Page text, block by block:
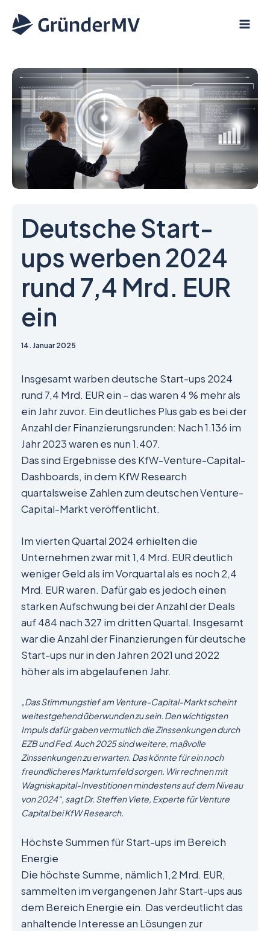
Inhalt
Deutsche Start-
ups werben 2024
rund 7,4 Mrd. EUR
ein
14. Januar 2025
Insgesamt warben deutsche Start-ups 2024
rund 7,4 Mrd. EUR ein – das waren 4 % mehr als
ein Jahr zuvor. Ein deutliches Plus gab es bei der
Anzahl der Finanzierungsrunden: Nach 1.136 im
Jahr 2023 waren es nun 1.407.
Das sind Ergebnisse des KfW-Venture-Capital-
Dashboards, in dem KfW Research
quartalsweise Zahlen zum deutschen Venture-
Capital-Markt veröffentlicht.
Im vierten Quartal 2024 erhielten die
Unternehmen zwar mit 1,4 Mrd. EUR deutlich
weniger Geld als im Vorquartal als es noch 2,4
Mrd. EUR waren. Dafür gab es jedoch einen
starken Aufschwung bei der Anzahl der Deals
auf 484 nach 327 im dritten Quartal. Insgesamt
war die Anzahl der Finanzierungen für deutsche
Start-ups nur in den Jahren 2021 und 2022
höher als im abgelaufenen Jahr.
„Das Stimmungstief am Venture-Capital-Markt scheint
weitestgehend überwunden zu sein. Den wichtigsten
Impuls dafür gaben vermutlich die Zinssenkungen durch
EZB und Fed. Auch 2025 sind weitere, maßvolle
Zinssenkungen zu erwarten. Das könnte für ein noch
freundlicheres Marktumfeld sorgen. Wir rechnen mit
Wagniskapital-Investitionen mindestens auf dem Niveau
von 2024“, sagt Dr. Steffen Viete, Experte für Venture
Capital bei KfW Research.
Höchste Summen für Start-ups im Bereich
Energie
Die höchste Summe, nämlich 1,2 Mrd. EUR,
sammelten im vergangenen Jahr Start-ups aus
dem Bereich Energie ein. Das verdeutlicht das
anhaltende Interesse an Lösungen zur